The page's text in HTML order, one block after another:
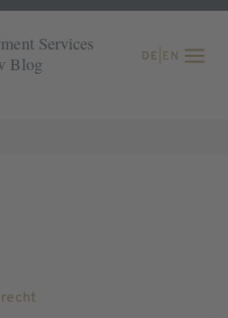
Services
Blog
DE EN